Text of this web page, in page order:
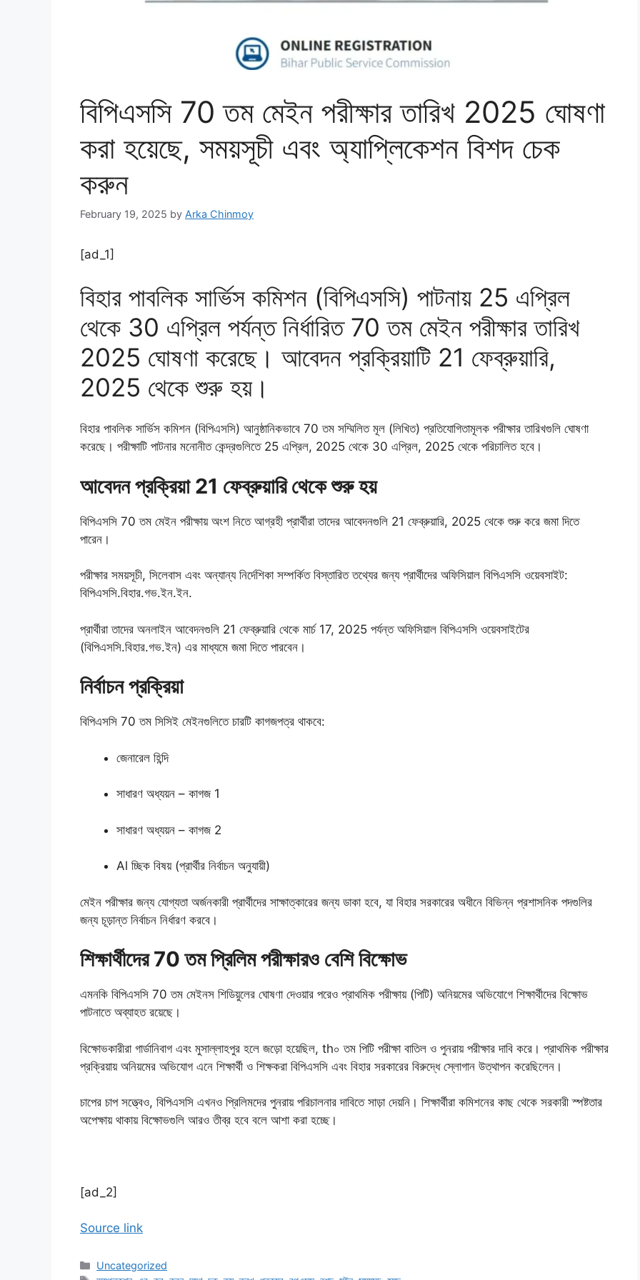
বিপিএসসি 70 তম মেইন পরীক্ষার তারিখ 2025 ঘোষণা
করা হয়েছে, সময়সূচী এবং অ্যাপ্লিকেশন বিশদ চেক
করুন
February 19, 2025 by Arka Chinmoy
[ad_1]
বিহার পাবলিক সার্ভিস কমিশন (বিপিএসসি) পাটনায় 25 এপ্রিল
থেকে 30 এপ্রিল পর্যন্ত নির্ধারিত 70 তম মেইন পরীক্ষার তারিখ
2025 ঘোষণা করেছে। আবেদন প্রক্রিয়াটি 21 ফেব্রুয়ারি,
2025 থেকে শুরু হয়।
বিহার পাবলিক সার্ভিস কমিশন (বিপিএসসি) আনুষ্ঠানিকভাবে 70 তম সম্মিলিত মূল (লিখিত) প্রতিযোগিতামূলক পরীক্ষার তারিখগুলি ঘোষণা
করেছে। পরীক্ষাটি পাটনার মনোনীত কেন্দ্রগুলিতে 25 এপ্রিল, 2025 থেকে 30 এপ্রিল, 2025 থেকে পরিচালিত হবে।
আবেদন প্রক্রিয়া 21 ফেব্রুয়ারি থেকে শুরু হয়
বিপিএসসি 70 তম মেইন পরীক্ষায় অংশ নিতে আগ্রহী প্রার্থীরা তাদের আবেদনগুলি 21 ফেব্রুয়ারি, 2025 থেকে শুরু করে জমা দিতে
পারেন।
পরীক্ষার সময়সূচী, সিলেবাস এবং অন্যান্য নির্দেশিকা সম্পর্কিত বিস্তারিত তথ্যের জন্য প্রার্থীদের অফিসিয়াল বিপিএসসি ওয়েবসাইট:
বিপিএসসি.বিহার.গভ.ইন.ইন.
প্রার্থীরা তাদের অনলাইন আবেদনগুলি 21 ফেব্রুয়ারি থেকে মার্চ 17, 2025 পর্যন্ত অফিসিয়াল বিপিএসসি ওয়েবসাইটের
(বিপিএসসি.বিহার.গভ.ইন) এর মাধ্যমে জমা দিতে পারবেন।
নির্বাচন প্রক্রিয়া
বিপিএসসি 70 তম সিসিই মেইনগুলিতে চারটি কাগজপত্র থাকবে:
জেনারেল হিন্দি
সাধারণ অধ্যয়ন – কাগজ 1
সাধারণ অধ্যয়ন – কাগজ 2
Al চ্ছিক বিষয় (প্রার্থীর নির্বাচন অনুযায়ী)
মেইন পরীক্ষার জন্য যোগ্যতা অর্জনকারী প্রার্থীদের সাক্ষাত্কারের জন্য ডাকা হবে, যা বিহার সরকারের অধীনে বিভিন্ন প্রশাসনিক পদগুলির
জন্য চূড়ান্ত নির্বাচন নির্ধারণ করবে।
শিক্ষার্থীদের 70 তম প্রিলিম পরীক্ষারও বেশি বিক্ষোভ
এমনকি বিপিএসসি 70 তম মেইনস শিডিয়ুলের ঘোষণা দেওয়ার পরেও প্রাথমিক পরীক্ষায় (পিটি) অনিয়মের অভিযোগে শিক্ষার্থীদের বিক্ষোভ
পাটনাতে অব্যাহত রয়েছে।
বিক্ষোভকারীরা গার্ডানিবাগ এবং মুসাল্লাহপুর হলে জড়ো হয়েছিল, th০ তম পিটি পরীক্ষা বাতিল ও পুনরায় পরীক্ষার দাবি করে। প্রাথমিক পরীক্ষার
প্রক্রিয়ায় অনিয়মের অভিযোগ এনে শিক্ষার্থী ও শিক্ষকরা বিপিএসসি এবং বিহার সরকারের বিরুদ্ধে স্লোগান উত্থাপন করেছিলেন।
চাপের চাপ সত্ত্বেও, বিপিএসসি এখনও প্রিলিমদের পুনরায় পরিচালনার দাবিতে সাড়া দেয়নি। শিক্ষার্থীরা কমিশনের কাছ থেকে সরকারী স্পষ্টতার
অপেক্ষায় থাকায় বিক্ষোভগুলি আরও তীব্র হবে বলে আশা করা হচ্ছে।
[ad_2]
Source link
Categories
Uncategorized